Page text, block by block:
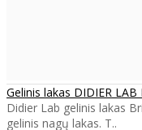
Gelinis lakas DIDIER
Didier Lab gelinis lakas
gelinis nagų lakas. T..